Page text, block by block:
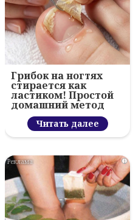
Грибок на ногтях
стирается как
ластиком! Простой
домашний метод
Читать далее
i